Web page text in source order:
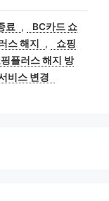
료 ,
BC카드 쇼
스 해지 ,
쇼핑
플러스 해지 방
비스 변경